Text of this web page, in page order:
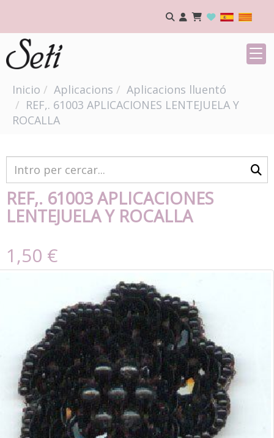
Inicio Aplicacions
Aplicacions lluentó
REF,. 61003 APLICACIONES LENTEJUELA Y
ROCALLA
REF,. 61003 APLICACIONES
LENTEJUELA Y ROCALLA
1,50 €